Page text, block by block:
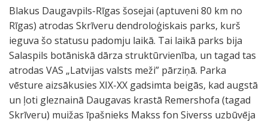
Blakus Daugavpils-Rīgas šosejai (aptuveni 80 km no
Rīgas) atrodas Skrīveru dendroloģiskais parks, kurš
ieguva šo statusu padomju laikā. Tai laikā parks bija
Salaspils botāniskā dārza struktūrvienība, un tagad tas
atrodas VAS „Latvijas valsts meži” pārziņā. Parka
vēsture aizsākusies XIX-XX gadsimta beigās, kad augstā
un ļoti gleznainā Daugavas krastā Remershofa (tagad
Skrīveru) muižas īpašnieks Makss fon Siverss uzbūvēja